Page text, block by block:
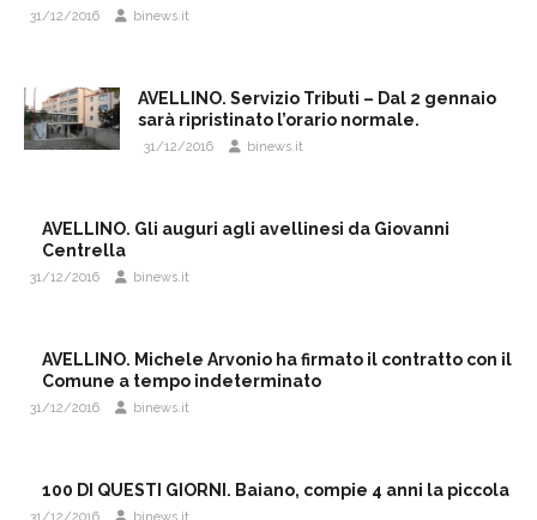
31/12/2016 binews.it
AVELLINO. Servizio Tributi – Dal 2 gennaio
sarà ripristinato l’orario normale.
31/12/2016 binews.it
AVELLINO. Gli auguri agli avellinesi da Giovanni
Centrella
31/12/2016 binews.it
AVELLINO. Michele Arvonio ha firmato il contratto con il
Comune a tempo indeterminato
31/12/2016 binews.it
100 DI QUESTI GIORNI. Baiano, compie 4 anni la piccola
31/12/2016 binews.it